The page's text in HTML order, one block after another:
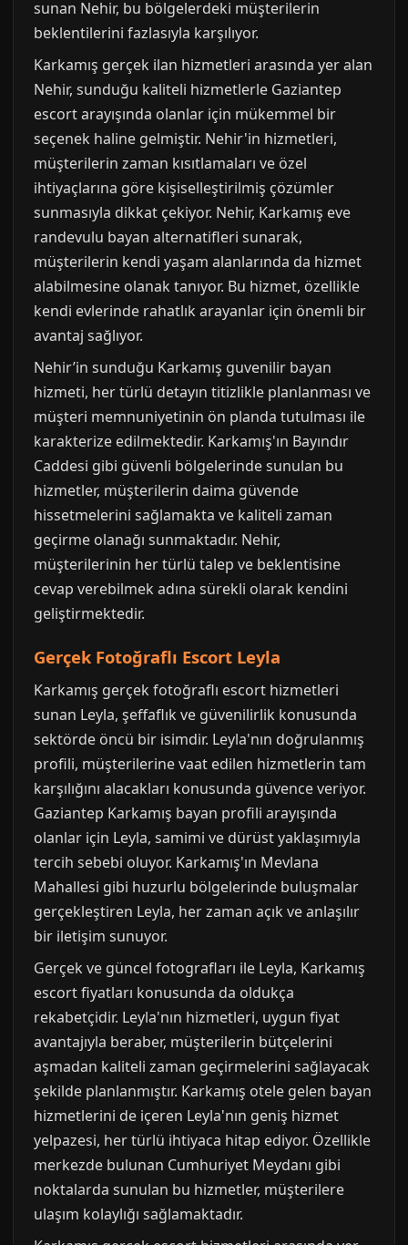
sunan Nehir, bu bölgelerdeki müşterilerin
beklentilerini fazlasıyla karşılıyor.
Karkamış gerçek ilan hizmetleri arasında yer alan
Nehir, sunduğu kaliteli hizmetlerle Gaziantep
escort arayışında olanlar için mükemmel bir
seçenek haline gelmiştir. Nehir'in hizmetleri,
müşterilerin zaman kısıtlamaları ve özel
ihtiyaçlarına göre kişiselleştirilmiş çözümler
sunmasıyla dikkat çekiyor. Nehir, Karkamış eve
randevulu bayan alternatifleri sunarak,
müşterilerin kendi yaşam alanlarında da hizmet
alabilmesine olanak tanıyor. Bu hizmet, özellikle
kendi evlerinde rahatlık arayanlar için önemli bir
avantaj sağlıyor.
Nehir’in sunduğu Karkamış guvenilir bayan
hizmeti, her türlü detayın titizlikle planlanması ve
müşteri memnuniyetinin ön planda tutulması ile
karakterize edilmektedir. Karkamış'ın Bayındır
Caddesi gibi güvenli bölgelerinde sunulan bu
hizmetler, müşterilerin daima güvende
hissetmelerini sağlamakta ve kaliteli zaman
geçirme olanağı sunmaktadır. Nehir,
müşterilerinin her türlü talep ve beklentisine
cevap verebilmek adına sürekli olarak kendini
geliştirmektedir.
Gerçek Fotoğraflı Escort Leyla
Karkamış gerçek fotoğraflı escort hizmetleri
sunan Leyla, şeffaflık ve güvenilirlik konusunda
sektörde öncü bir isimdir. Leyla'nın doğrulanmış
profili, müşterilerine vaat edilen hizmetlerin tam
karşılığını alacakları konusunda güvence veriyor.
Gaziantep Karkamış bayan profili arayışında
olanlar için Leyla, samimi ve dürüst yaklaşımıyla
tercih sebebi oluyor. Karkamış'ın Mevlana
Mahallesi gibi huzurlu bölgelerinde buluşmalar
gerçekleştiren Leyla, her zaman açık ve anlaşılır
bir iletişim sunuyor.
Gerçek ve güncel fotografları ile Leyla, Karkamış
escort fiyatları konusunda da oldukça
rekabetçidir. Leyla'nın hizmetleri, uygun fiyat
avantajıyla beraber, müşterilerin bütçelerini
aşmadan kaliteli zaman geçirmelerini sağlayacak
şekilde planlanmıştır. Karkamış otele gelen bayan
hizmetlerini de içeren Leyla'nın geniş hizmet
yelpazesi, her türlü ihtiyaca hitap ediyor. Özellikle
merkezde bulunan Cumhuriyet Meydanı gibi
noktalarda sunulan bu hizmetler, müşterilere
ulaşım kolaylığı sağlamaktadır.